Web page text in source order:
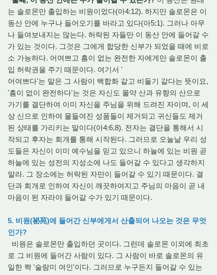
는 솔로몬만 출입하는 비원이었다(아4:12). 하지만 솔로몬은 이
동산 안에 누구나 들어오기를 바라고 있다(아5:1). 그러나 아무
나 들여보내지는 않는다. 허락된 자들만 이 동산 안에 들어갈 수
가 있는 것이다. 그것은 그에게 합당한 신부가 되었을 때에 비로
소 가능하다. 어여쁘고 흠이 없는 완전한 자에게만 솔로몬이 출
입 허락권을 주기 때문이다. 여기서 '
어여쁘다'는 말은 그 사람이 백합화 같고 비둘기 같다는 뜻이요,
'흠이 없이 완전하다'는 것은 자신도 몰약 산과 유향의 산으로
가기를 결단하여 이미 자신을 주님을 위해 드려진 자이며, 이 세
상 신으로 인하여 물들여진 성품들이 제거되고 귀신들도 제거
된 상태를 가리키는 말이다(아4:6,8). 전자는 결단을 통해서 시
작되고 후자는 회개를 통해 시작된다. 그러므로 오늘날 우리 성
도들은 자신이 이미 예수님을 믿고 있으니 하늘에 있는 비원 곧
하늘에 있는 성전의 지성소에 나도 들어갈 수 있다고 생각하지
말라. 그 장소에는 허락된 자만이 들어갈 수 있기 때문이다. 결
단과 회개로 인하여 자신이 깨끗하여지고 주님의 마음이 곧 내
마음이 된 자라야 들어갈 수가 있기 때문이다.
5. 비원(祕苑)에 들어간 신부에게서 산출되어 나오는 것은 무엇
인가?
비원은 솔로몬만 출입하던 곳이다. 그런데 솔로몬 이외에 최초
로 그 비원에 들어간 사람이 있다. 그 사람이 바로 솔로몬의 유
일한 짝 '술람미 여인'이다. 그러므로 누구든지 들어갈 수 있는